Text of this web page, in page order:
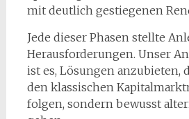
mit deutlich gestiegenen
Jede dieser Phasen stellte
Herausforderungen. Unser
ist es, Lösungen anzubieten,
den klassischen
folgen, sondern bewusst